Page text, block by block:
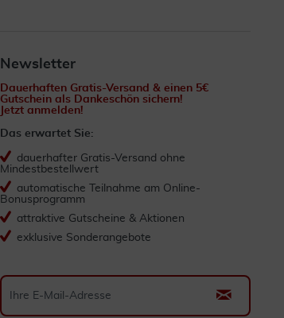
Newsletter
Dauerhaften Gratis-Versand & einen 5€
Gutschein als Dankeschön sichern!
Jetzt anmelden!
Das erwartet Sie:
dauerhafter Gratis-Versand ohne
Mindestbestellwert
automatische Teilnahme am Online-
Bonusprogramm
attraktive Gutscheine & Aktionen
exklusive Sonderangebote